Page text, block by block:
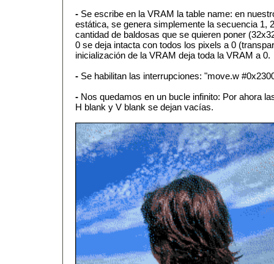
- Se escribe en la VRAM la table name: en
estática, se genera simplemente la secuencia 1,
cantidad de baldosas que se quieren poner
0 se deja intacta con todos los pixels a 0
inicialización de la VRAM deja toda la VRAM a 0.
- Se habilitan las interrupciones: "move.w
- Nos quedamos en un bucle infinito: Por ahora
H blank y V blank se dejan vacías.